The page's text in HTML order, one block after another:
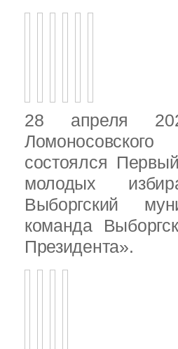
28 апреля
состоялся
молодых
Выборгский
команда
Президента».